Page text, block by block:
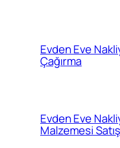
Evden Eve
Çağırma
Evden Eve
Malzemesi